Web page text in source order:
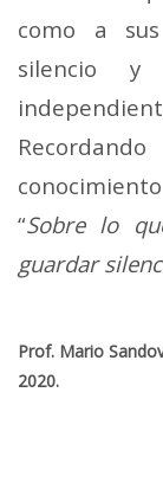
como a
silencio y
“Sobre lo
guardar
Prof. Mario
2020.